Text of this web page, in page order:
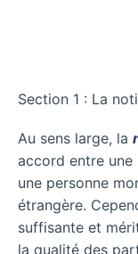
Section 1 : La
Au sens large, la
accord entre
une personne
étrangère.
suffisante et
la qualité des